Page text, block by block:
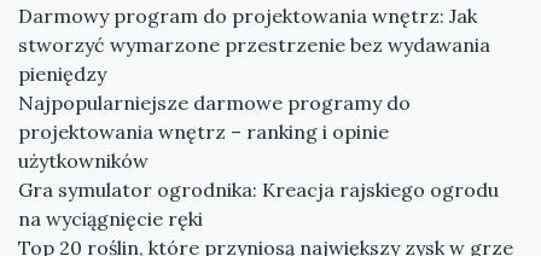
Darmowy program do projektowania wnętrz: Jak
stworzyć wymarzone przestrzenie bez wydawania
pieniędzy
Najpopularniejsze darmowe programy do
projektowania wnętrz – ranking i opinie
użytkowników
Gra symulator ogrodnika: Kreacja rajskiego ogrodu
na wyciągnięcie ręki
Top 20 roślin, które przyniosą największy zysk w grze